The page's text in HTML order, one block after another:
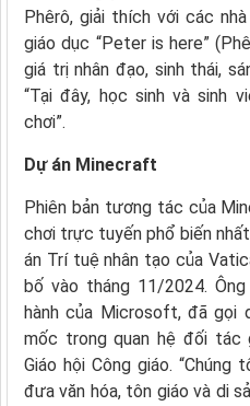
Phêrô, giải thích với các
giáo dục “Peter is here”
giá trị nhân đạo, sinh thái,
“Tại đây, học sinh và sinh
chơi”.
Dự án Minecraft
Phiên bản tương tác của
chơi trực tuyến phổ biến
án Trí tuệ nhân tạo của
bố vào tháng 11/2024.
hành của Microsoft, đã
mốc trong quan hệ đối tác
Giáo hội Công giáo.
đưa văn hóa, tôn giáo và di